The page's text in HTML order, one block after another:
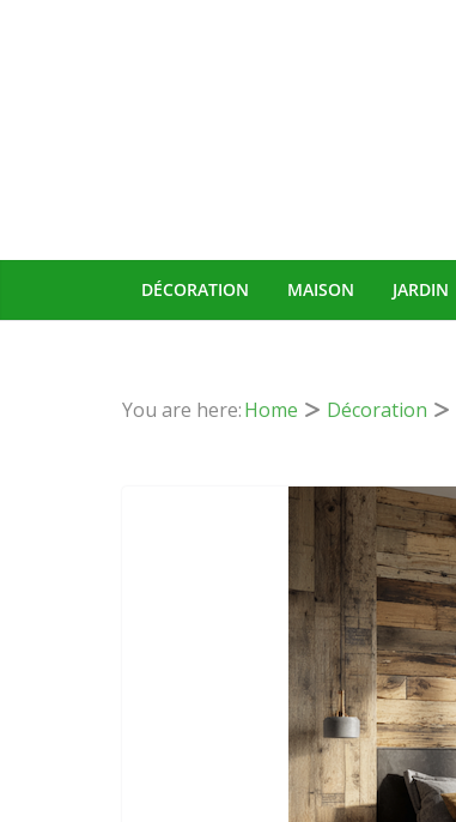
DÉCORATION MAISON JARDIN
You are here:Home Décoration